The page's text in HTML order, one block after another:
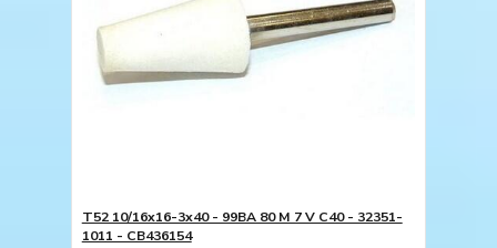
T52 10/16x16-3x40 - 99BA 80 M 7 V C40 - 32351-
1011 - CB436154